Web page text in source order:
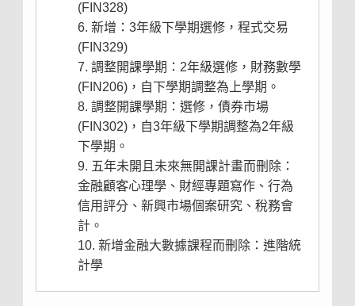
(FIN328)
新增：3年級下學期選修，程式交易
(FIN329)
調整開課學期：2年級選修，財務數學
(FIN206)，自下學期調整為上學期。
調整開課學期：選修，債券市場
(FIN302)，自3年級下學期調整為2年級
下學期。
五年未開且未來無開課計畫而刪除：
金融顧客心理學、財經專題寫作、行為
信用評分、新興市場個案研究、稅務會
計。
新增金融大數據課程而刪除：進階統
計學